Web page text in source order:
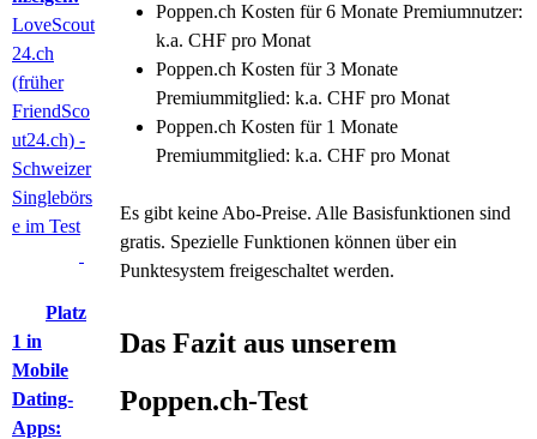
Poppen.ch Kosten für 6 Monate Premiumnutzer:
k.a. CHF pro Monat
Poppen.ch Kosten für 3 Monate
Premiummitglied: k.a. CHF pro Monat
Poppen.ch Kosten für 1 Monate
Premiummitglied: k.a. CHF pro Monat
Es gibt keine Abo-Preise. Alle Basisfunktionen sind
gratis. Spezielle Funktionen können über ein
Punktesystem freigeschaltet werden.
Das Fazit aus unserem
Poppen.ch-Test
LoveScout
24.ch
(früher
FriendSco
ut24.ch) -
Schweizer
Singlebörs
e im Test
Platz
1 in
Mobile
Dating-
Apps: